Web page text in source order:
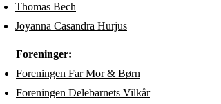
Thomas Bech
Joyanna Casandra Hurjus
​Foreninger:
Foreningen Far Mor & Børn
Foreningen Delebarnets Vilkår